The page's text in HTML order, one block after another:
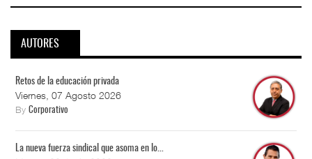
AUTORES
Retos de la educación privada
Viernes, 07 Agosto 2026
By Corporativo
La nueva fuerza sindical que asoma en lo...